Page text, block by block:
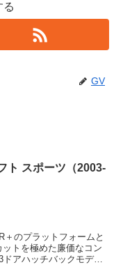
る
GV
ト スポーツ（2003-
＋のプラットフォームと
トを極めた廉価なコン
アハッチバックモデル